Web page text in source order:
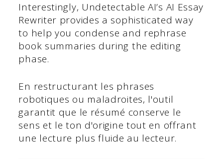
Interestingly, Undetectable AI’s AI Essay
Rewriter provides a sophisticated way
to help you condense and rephrase
book summaries during the editing
phase.
En restructurant les phrases
robotiques ou maladroites, l'outil
garantit que le résumé conserve le
sens et le ton d'origine tout en offrant
une lecture plus fluide au lecteur.